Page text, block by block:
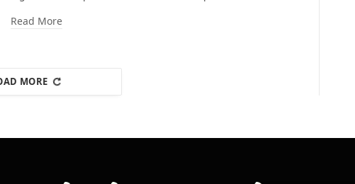
Read More
MORE